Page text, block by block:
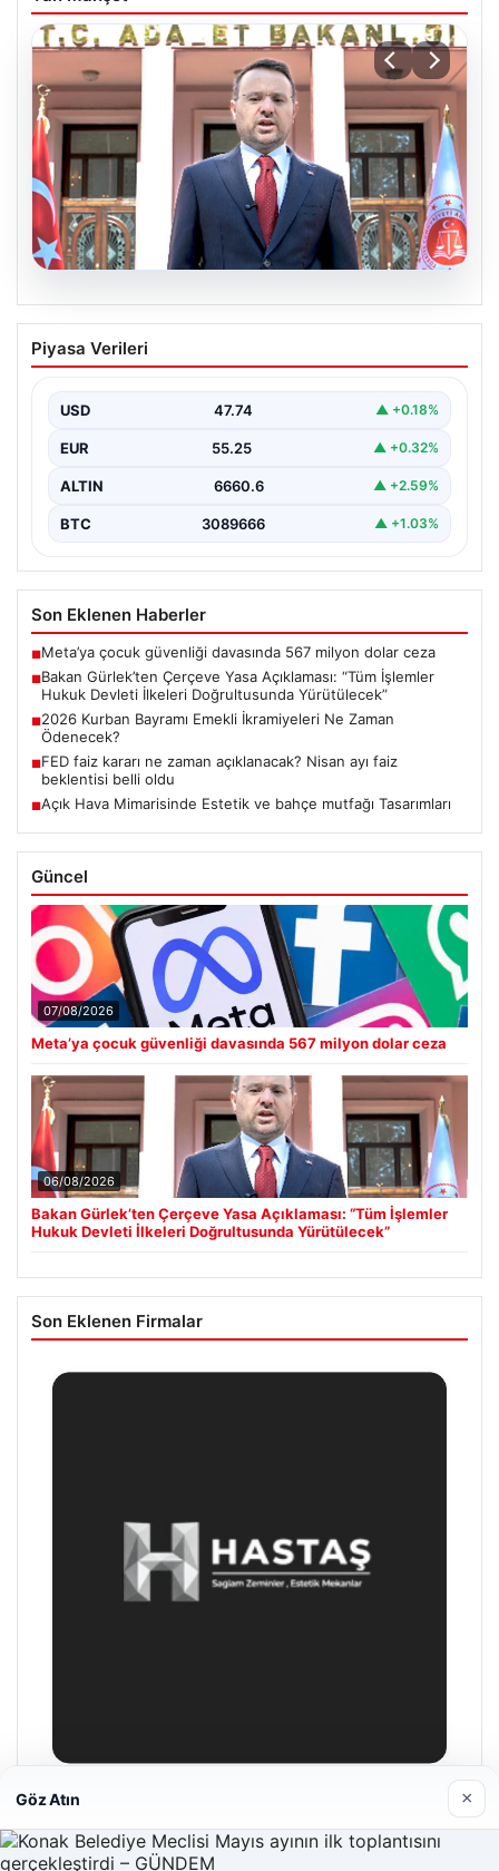
Bakan Gürlek’ten Çerçeve Yasa
Açıklaması: “Tüm İşlemler Hukuk
Yürütülecek”
Adalet Bakanı Akın Gürlek, terörle mücadelede yeni bir
dönemi başlatacak çerçeve yasanın Meclis’te kabul…
Piyasa Verileri
USD 47.74 ▲ +0.18%
EUR 55.25 ▲ +0.32%
ALTIN 6660.6 ▲ +2.59%
BTC 3089666 ▲ +1.03%
Son Eklenen Haberler
■Meta’ya çocuk güvenliği davasında 567 milyon dolar ceza
■Bakan Gürlek’ten Çerçeve Yasa Açıklaması: “Tüm İşlemler
Hukuk Devleti İlkeleri Doğrultusunda Yürütülecek”
■2026 Kurban Bayramı Emekli İkramiyeleri Ne Zaman
Ödenecek?
■FED faiz kararı ne zaman açıklanacak? Nisan ayı faiz
beklentisi belli oldu
■Açık Hava Mimarisinde Estetik ve bahçe mutfağı Tasarımları
Güncel
07/08/2026
Meta’ya çocuk güvenliği davasında 567 milyon dolar ceza
06/08/2026
Bakan Gürlek’ten Çerçeve Yasa Açıklaması: “Tüm İşlemler
Hukuk Devleti İlkeleri Doğrultusunda Yürütülecek”
Son Eklenen Firmalar
Hastaş Beton
26/05/2026
Göz Atın ×